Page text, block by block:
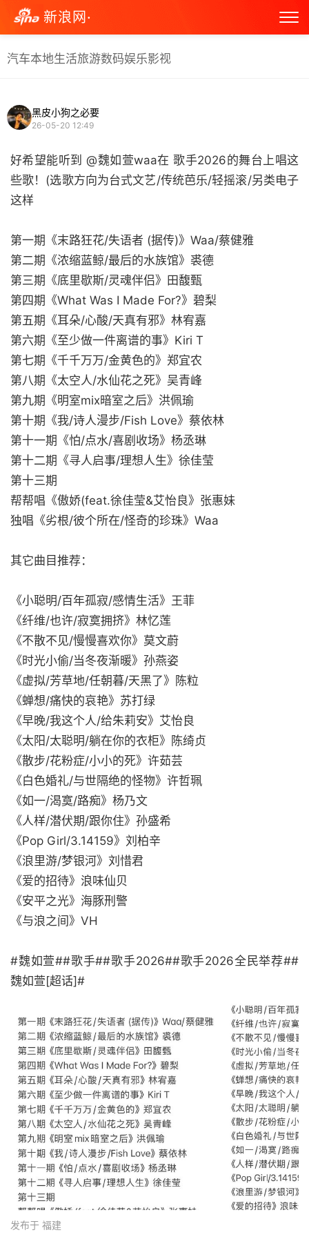
新浪网·
汽车本地生活旅游数码娱乐影视
黑皮小狗之必要
26-05-20 12:49
好希望能听到 @魏如萱waa在 歌手2026的舞台上唱这
些歌！(选歌方向为台式文艺/传统芭乐/轻摇滚/另类电子
这样
第一期《末路狂花/失语者 (据传)》Waa/蔡健雅
第二期《浓缩蓝鲸/最后的水族馆》裘德
第三期《底里歇斯/灵魂伴侣》田馥甄
第四期《What Was I Made For?》碧梨
第五期《耳朵/心酸/天真有邪》林宥嘉
第六期《至少做一件离谱的事》Kiri T
第七期《千千万万/金黄色的》郑宜农
第八期《太空人/水仙花之死》吴青峰
第九期《明室mix暗室之后》洪佩瑜
第十期《我/诗人漫步/Fish Love》蔡依林
第十一期《怕/点水/喜剧收场》杨丞琳
第十二期《寻人启事/理想人生》徐佳莹
第十三期
帮帮唱《傲娇(feat.徐佳莹&艾怡良》张惠妹
独唱《劣根/彼个所在/怪奇的珍珠》Waa
其它曲目推荐：
《小聪明/百年孤寂/感情生活》王菲
《纤维/也许/寂寞拥挤》林忆莲
《不散不见/慢慢喜欢你》莫文蔚
《时光小偷/当冬夜渐暖》孙燕姿
《虚拟/芳草地/任朝暮/天黑了》陈粒
《蝉想/痛快的哀艳》苏打绿
《早晚/我这个人/给朱莉安》艾怡良
《太阳/太聪明/躺在你的衣柜》陈绮贞
《散步/花粉症/小小的死》许茹芸
《白色婚礼/与世隔绝的怪物》许哲珮
《如一/渴寞/路痴》杨乃文
《人样/潜伏期/跟你住》孙盛希
《Pop Girl/3.14159》刘柏辛
《浪里游/梦银河》刘惜君
《爱的招待》浪味仙贝
《安平之光》海豚刑警
《与浪之间》VH
#魏如萱##歌手##歌手2026##歌手2026全民举荐##
魏如萱[超话]#
发布于 福建